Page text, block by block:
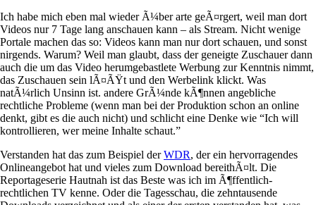
Ich habe mich eben mal wieder Ã¼ber arte geÃ¤rgert, weil man dort
Videos nur 7 Tage lang anschauen kann – als Stream. Nicht wenige
Portale machen das so: Videos kann man nur dort schauen, und sonst
nirgends. Warum? Weil man glaubt, dass der geneigte Zuschauer dann
auch die um das Video herumgebastlete Werbung zur Kenntnis nimmt,
das Zuschauen sein lÃ¤ÃŸt und den Werbelink klickt. Was
natÃ¼rlich Unsinn ist. andere GrÃ¼nde kÃ¶nnen angebliche
rechtliche Probleme (wenn man bei der Produktion schon an online
denkt, gibt es die auch nicht) und schlicht eine Denke wie “Ich will
kontrollieren, wer meine Inhalte schaut.”
Verstanden hat das zum Beispiel derWDR, der ein hervorragendes
Onlineangebot hat und vieles zum Download bereithÃ¤lt. Die
Reportageserie Hautnah ist das Beste was ich im Ã¶ffentlich-
rechtlichen TV kenne. Oder die Tagesschau, die zehntausende